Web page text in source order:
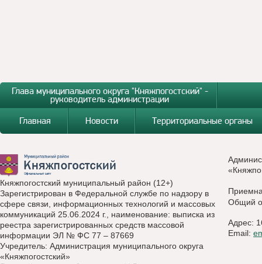
Глава муниципального округа "Княжпогостский" -
руководитель администрации
Главная
Новости Территориальные органы
Княжпогостский муниципальный район (12+)
Зарегистрирован в Федеральной службе по надзору в
сфере связи, информационных технологий и массовых
коммуникаций 25.06.2024 г., наименование: выписка из
реестра зарегистрированных средств массовой
информации ЭЛ № ФС 77 – 87669
Учредитель: Администрация муниципального округа
«Княжпогостский»
Общий
Адрес:
Email: